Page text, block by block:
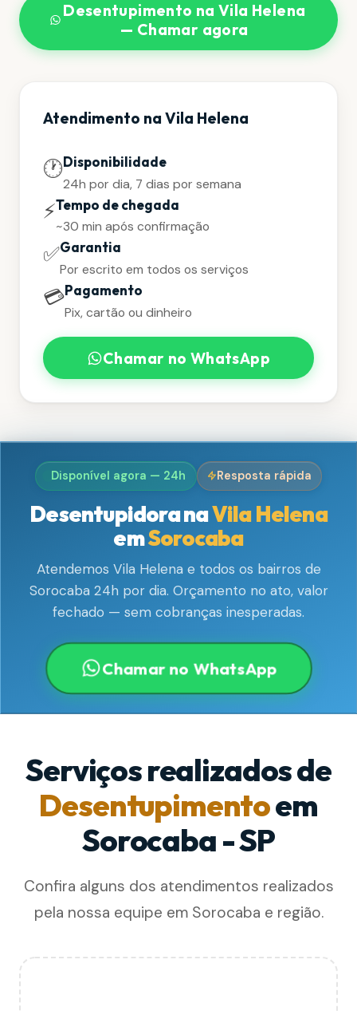
Desentupimento na Vila Helena
— Chamar agora
Atendimento na Vila Helena
🕐Disponibilidade
24h por dia, 7 dias por semana
⚡Tempo de chegada
~30 min após confirmação
✅Garantia
Por escrito em todos os serviços
💳Pagamento
Pix, cartão ou dinheiro
Chamar no WhatsApp
Disponível agora — 24h Resposta rápida
Desentupidora naVila Helena
emSorocaba
Atendemos Vila Helena e todos os bairros de
Sorocaba 24h por dia. Orçamento no ato, valor
fechado — sem cobranças inesperadas.
Chamar no WhatsApp
Serviços realizados de
Desentupimentoem
Sorocaba - SP
Confira alguns dos atendimentos realizados
pela nossa equipe em Sorocaba e região.